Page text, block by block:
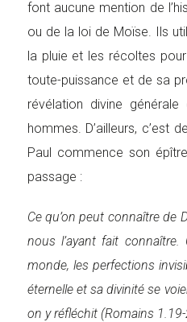
font aucune mention de
ou de la loi de Moïse. Ils
la pluie et les récoltes
toute-puissance et de sa
révélation divine
hommes. D’ailleurs, c’est
Paul commence son
passage :
Ce qu’on peut connaître de
nous l’ayant fait
monde, les perfections
éternelle et sa divinité se
on y réfléchit (Romains